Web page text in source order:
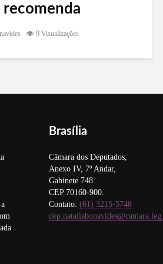
recomenda
de editais
9 Visualizações
Brasília
Câmara dos Deputados,
Anexo IV, 7º Andar,
Gabinete 748.
CEP 70160-900.
Contato: (61) 3215-5748